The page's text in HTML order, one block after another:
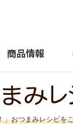
商品情報
」おつまみレシピを